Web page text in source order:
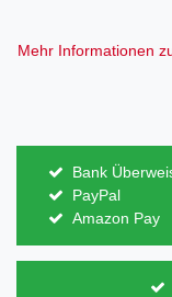
Mehr Informationen
Bank
PayPal
Amazon Pay